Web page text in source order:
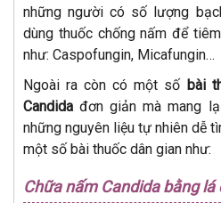
những người có số lượng
dùng thuốc chống nấm để
như: Caspofungin, Micafungin…
Ngoài ra còn có một số bài
Candida đơn giản mà mang
những nguyên liệu tự nhiên dễ
một số bài thuốc dân gian như:
Chữa nấm Candida bằng lá